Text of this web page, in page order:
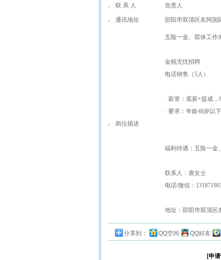
联 系 人 负责人
通讯地址 邵阳市双清区友阿国
岗位描述
五险一金、双休工
金税无忧招聘
电话销售（5人）
· 薪资：底薪+提成，
· 要求：年龄48岁以
福利待遇：五险一金
联系人：唐女士
电话/微信：
地址：邵阳市双清区
分享到： QQ空间 QQ好友
[申